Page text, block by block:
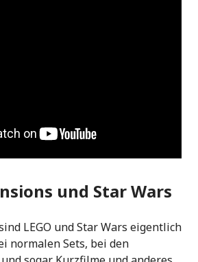
und Star Wars
LEGO und Star Wars eigentlich
normalen Sets, bei den